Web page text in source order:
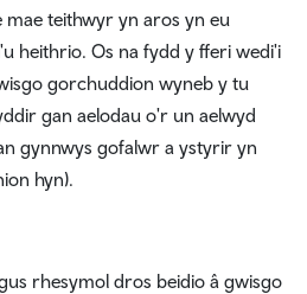
mae teithwyr yn aros yn eu
heithrio. Os na fydd y fferi wedi'i
gorchuddion wyneb y tu
gan aelodau o'r un aelwyd
gynnwys gofalwr a ystyrir yn
hyn).
rhesymol dros beidio â gwisgo